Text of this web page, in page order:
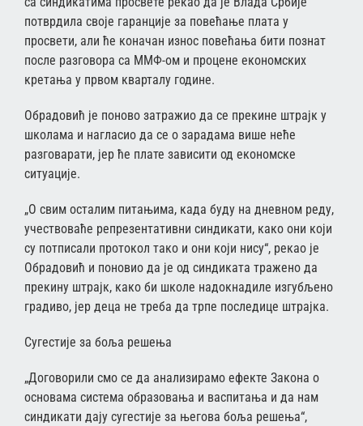
потврдила своје гаранције за повећање плата у
просвети, али ће коначан износ повећања бити познат
после разговора са ММФ-ом и процене економских
кретања у првом кварталу године.
Обрадовић је поново затражио да се прекине штрајк у
школама и нагласио да се о зарадама више неће
разговарати, јер ће плате зависити од економске
ситуације.
„О свим осталим питањима, када буду на дневном реду,
учествоваће репрезентативни синдикати, како они који
су потписали протокол тако и они који нису“, рекао је
Обрадовић и поновио да је од синдиката тражено да
прекину штрајк, како би школе надокнадиле изгубљено
градиво, јер деца не треба да трпе последице штрајка.
Сугестије за боља решења
„Договорили смо се да анализирамо ефекте Закона о
основама система образовања и васпитања и да нам
синдикати дају сугестије за његова боља решења“,